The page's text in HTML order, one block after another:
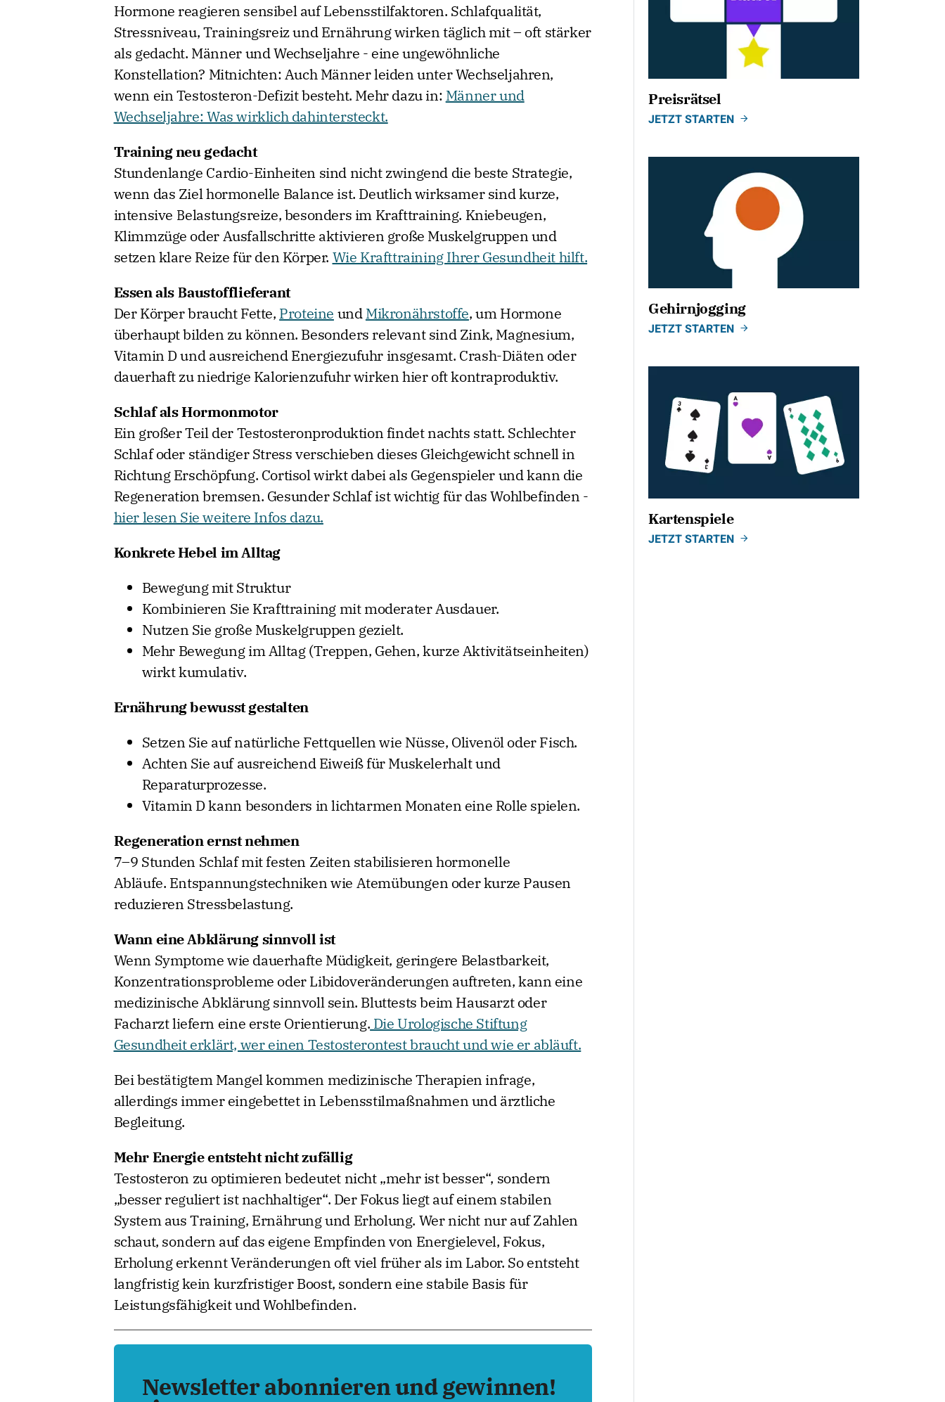
Hormone reagieren sensibel auf Lebensstilfaktoren. Schlafqualität,
Stressniveau, Trainingsreiz und Ernährung wirken täglich mit – oft stärker
als gedacht. Männer und Wechseljahre - eine ungewöhnliche
Konstellation? Mitnichten: Auch Männer leiden unter Wechseljahren,
wenn ein Testosteron-Defizit besteht. Mehr dazu in: Männer und
Wechseljahre: Was wirklich dahintersteckt.
Training neu gedacht
Stundenlange Cardio-Einheiten sind nicht zwingend die beste Strategie,
wenn das Ziel hormonelle Balance ist. Deutlich wirksamer sind kurze,
intensive Belastungsreize, besonders im Krafttraining. Kniebeugen,
Klimmzüge oder Ausfallschritte aktivieren große Muskelgruppen und
setzen klare Reize für den Körper. Wie Krafttraining Ihrer Gesundheit hilft.
Essen als Baustofflieferant
Der Körper braucht Fette, Proteine undMikronährstoffe, um Hormone
überhaupt bilden zu können. Besonders relevant sind Zink, Magnesium,
Vitamin D und ausreichend Energiezufuhr insgesamt. Crash-Diäten oder
dauerhaft zu niedrige Kalorienzufuhr wirken hier oft kontraproduktiv.
Schlaf als Hormonmotor
Ein großer Teil der Testosteronproduktion findet nachts statt. Schlechter
Schlaf oder ständiger Stress verschieben dieses Gleichgewicht schnell in
Richtung Erschöpfung. Cortisol wirkt dabei als Gegenspieler und kann die
Regeneration bremsen. Gesunder Schlaf ist wichtig für das Wohlbefinden -
hier lesen Sie weitere Infos dazu.
Konkrete Hebel im Alltag
Bewegung mit Struktur
Kombinieren Sie Krafttraining mit moderater Ausdauer.
Nutzen Sie große Muskelgruppen gezielt.
Mehr Bewegung im Alltag (Treppen, Gehen, kurze Aktivitätseinheiten)
wirkt kumulativ.
Ernährung bewusst gestalten
Setzen Sie auf natürliche Fettquellen wie Nüsse, Olivenöl oder Fisch.
Achten Sie auf ausreichend Eiweiß für Muskelerhalt und
Reparaturprozesse.
Vitamin D kann besonders in lichtarmen Monaten eine Rolle spielen.
Regeneration ernst nehmen
7–9 Stunden Schlaf mit festen Zeiten stabilisieren hormonelle
Abläufe. Entspannungstechniken wie Atemübungen oder kurze Pausen
reduzieren Stressbelastung.
Wann eine Abklärung sinnvoll ist
Wenn Symptome wie dauerhafte Müdigkeit, geringere Belastbarkeit,
Konzentrationsprobleme oder Libidoveränderungen auftreten, kann eine
medizinische Abklärung sinnvoll sein. Bluttests beim Hausarzt oder
Facharzt liefern eine erste Orientierung. Die Urologische Stiftung
Gesundheit erklärt, wer einen Testosterontest braucht und wie er abläuft.
Bei bestätigtem Mangel kommen medizinische Therapien infrage,
allerdings immer eingebettet in Lebensstilmaßnahmen und ärztliche
Begleitung.
Mehr Energie entsteht nicht zufällig
Testosteron zu optimieren bedeutet nicht „mehr ist besser“, sondern
„besser reguliert ist nachhaltiger“. Der Fokus liegt auf einem stabilen
System aus Training, Ernährung und Erholung. Wer nicht nur auf Zahlen
schaut, sondern auf das eigene Empfinden von Energielevel, Fokus,
Erholung erkennt Veränderungen oft viel früher als im Labor. So entsteht
langfristig kein kurzfristiger Boost, sondern eine stabile Basis für
Leistungsfähigkeit und Wohlbefinden.
Newsletter abonnieren und gewinnen!
Preisrätsel
JETZT STARTEN
Gehirnjogging
JETZT STARTEN
Kartenspiele
JETZT STARTEN